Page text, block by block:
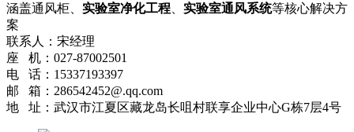
涵盖通风柜、 实验室净化工程 实验室通风系统等核心解决方
案
联系人：宋经理
座 机：027-87002501
电 话：15337193397
邮 箱：286542452@.qq.com
地 址：武汉市江夏区藏龙岛长咀村联享企业中心G栋7层4号